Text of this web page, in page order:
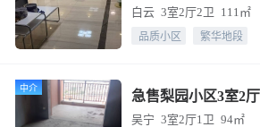
白云 3室2厅2卫 111㎡
品质小区 繁华地段
中介
吴宁 3室2厅1卫 94㎡